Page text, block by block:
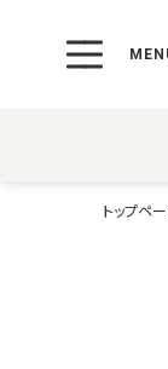
トップペ